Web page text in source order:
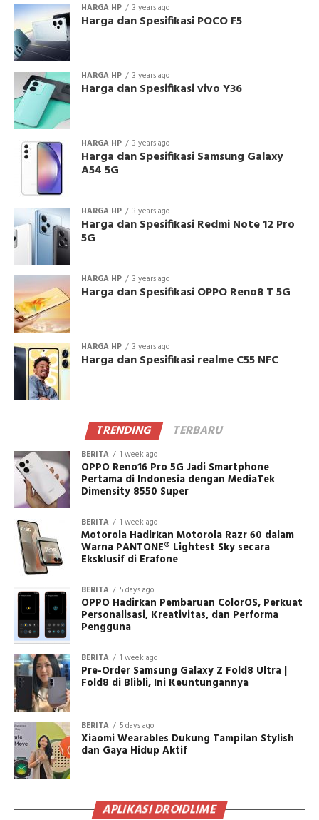
HARGA HP 3 years ago
Harga dan Spesifikasi POCO F5
HARGA HP 3 years ago
Harga dan Spesifikasi vivo Y36
HARGA HP 3 years ago
Harga dan Spesifikasi Samsung Galaxy
A54 5G
HARGA HP 3 years ago
Harga dan Spesifikasi Redmi Note 12 Pro
5G
HARGA HP 3 years ago
Harga dan Spesifikasi OPPO Reno8 T 5G
HARGA HP 3 years ago
Harga dan Spesifikasi realme C55 NFC
TRENDING TERBARU
BERITA 1 week ago
OPPO Reno16 Pro 5G Jadi Smartphone
Pertama di Indonesia dengan MediaTek
Dimensity 8550 Super
BERITA 1 week ago
Motorola Hadirkan Motorola Razr 60 dalam
Warna PANTONE® Lightest Sky secara
Eksklusif di Erafone
BERITA 5 days ago
OPPO Hadirkan Pembaruan ColorOS, Perkuat
Personalisasi, Kreativitas, dan Performa
Pengguna
BERITA 1 week ago
Pre-Order Samsung Galaxy Z Fold8 Ultra |
Fold8 di Blibli, Ini Keuntungannya
BERITA 5 days ago
Xiaomi Wearables Dukung Tampilan Stylish
dan Gaya Hidup Aktif
APLIKASI DROIDLIME